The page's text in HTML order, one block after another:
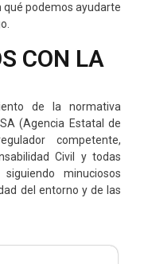
qué podemos ayudarte
CON LA
de la normativa
(Agencia Estatal de
competente,
Civil y todas
minuciosos
del entorno y de las